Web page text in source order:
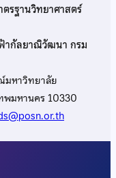
รฐานวิทยาศาสตร์
ากัลยาณิวัฒนา กรม
มหาวิทยาลัย
พมหานคร 10330